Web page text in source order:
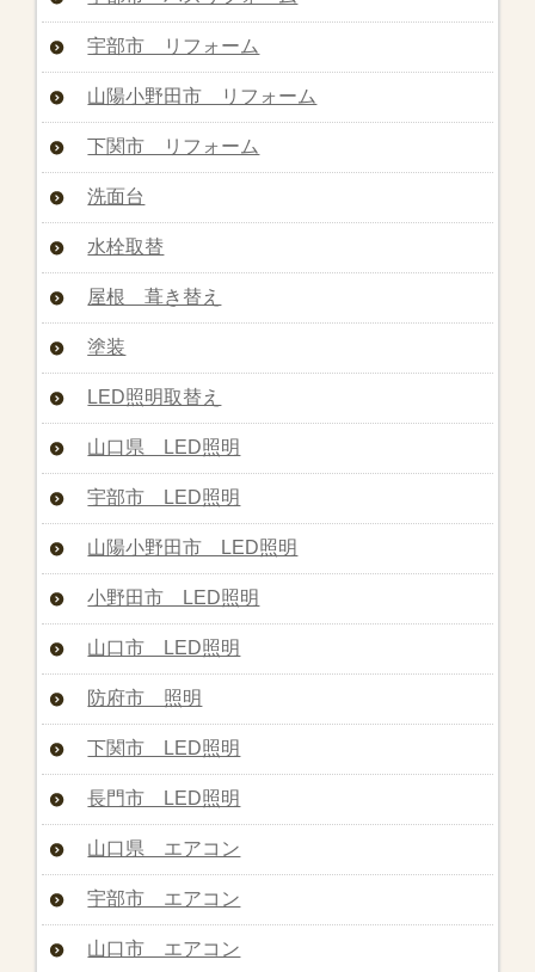
宇部市 リフォーム
山陽小野田市 リフォーム
下関市 リフォーム
洗面台
水栓取替
屋根 葺き替え
塗装
LED照明取替え
山口県 LED照明
宇部市 LED照明
山陽小野田市 LED照明
小野田市 LED照明
山口市 LED照明
防府市 照明
下関市 LED照明
長門市 LED照明
山口県 エアコン
宇部市 エアコン
山口市 エアコン